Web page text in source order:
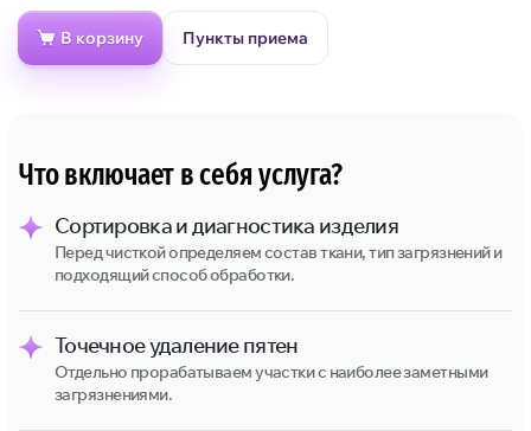
В корзину Пункты приема
Что включает в себя услуга?
Сортировка и диагностика изделия
Перед чисткой определяем состав ткани, тип загрязнений и
подходящий способ обработки.
Точечное удаление пятен
Отдельно прорабатываем участки с наиболее заметными
загрязнениями.